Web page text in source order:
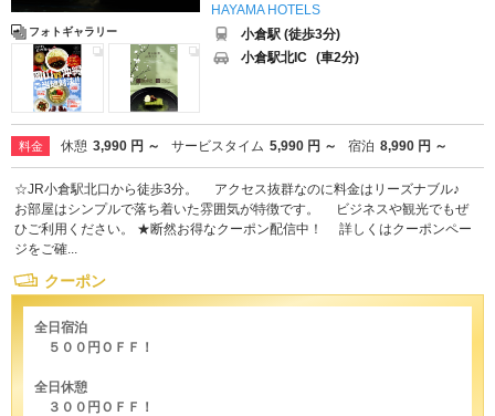
フォトギャラリー
HAYAMA HOTELS
小倉駅 (徒歩3分)
小倉駅北IC (車2分)
料金 休憩 3,990 円 ～ サービスタイム 5,990 円 ～ 宿泊 8,990 円 ～
☆JR小倉駅北口から徒歩3分。 アクセス抜群なのに料金はリーズナブル♪
お部屋はシンプルで落ち着いた雰囲気が特徴です。 ビジネスや観光でもぜ
ひご利用ください。 ★断然お得なクーポン配信中！ 詳しくはクーポンペー
ジをご確...
クーポン
全日宿泊
５００円ＯＦＦ！
全日休憩
３００円ＯＦＦ！